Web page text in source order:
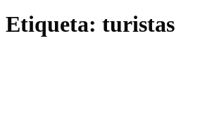
Etiqueta: turistas